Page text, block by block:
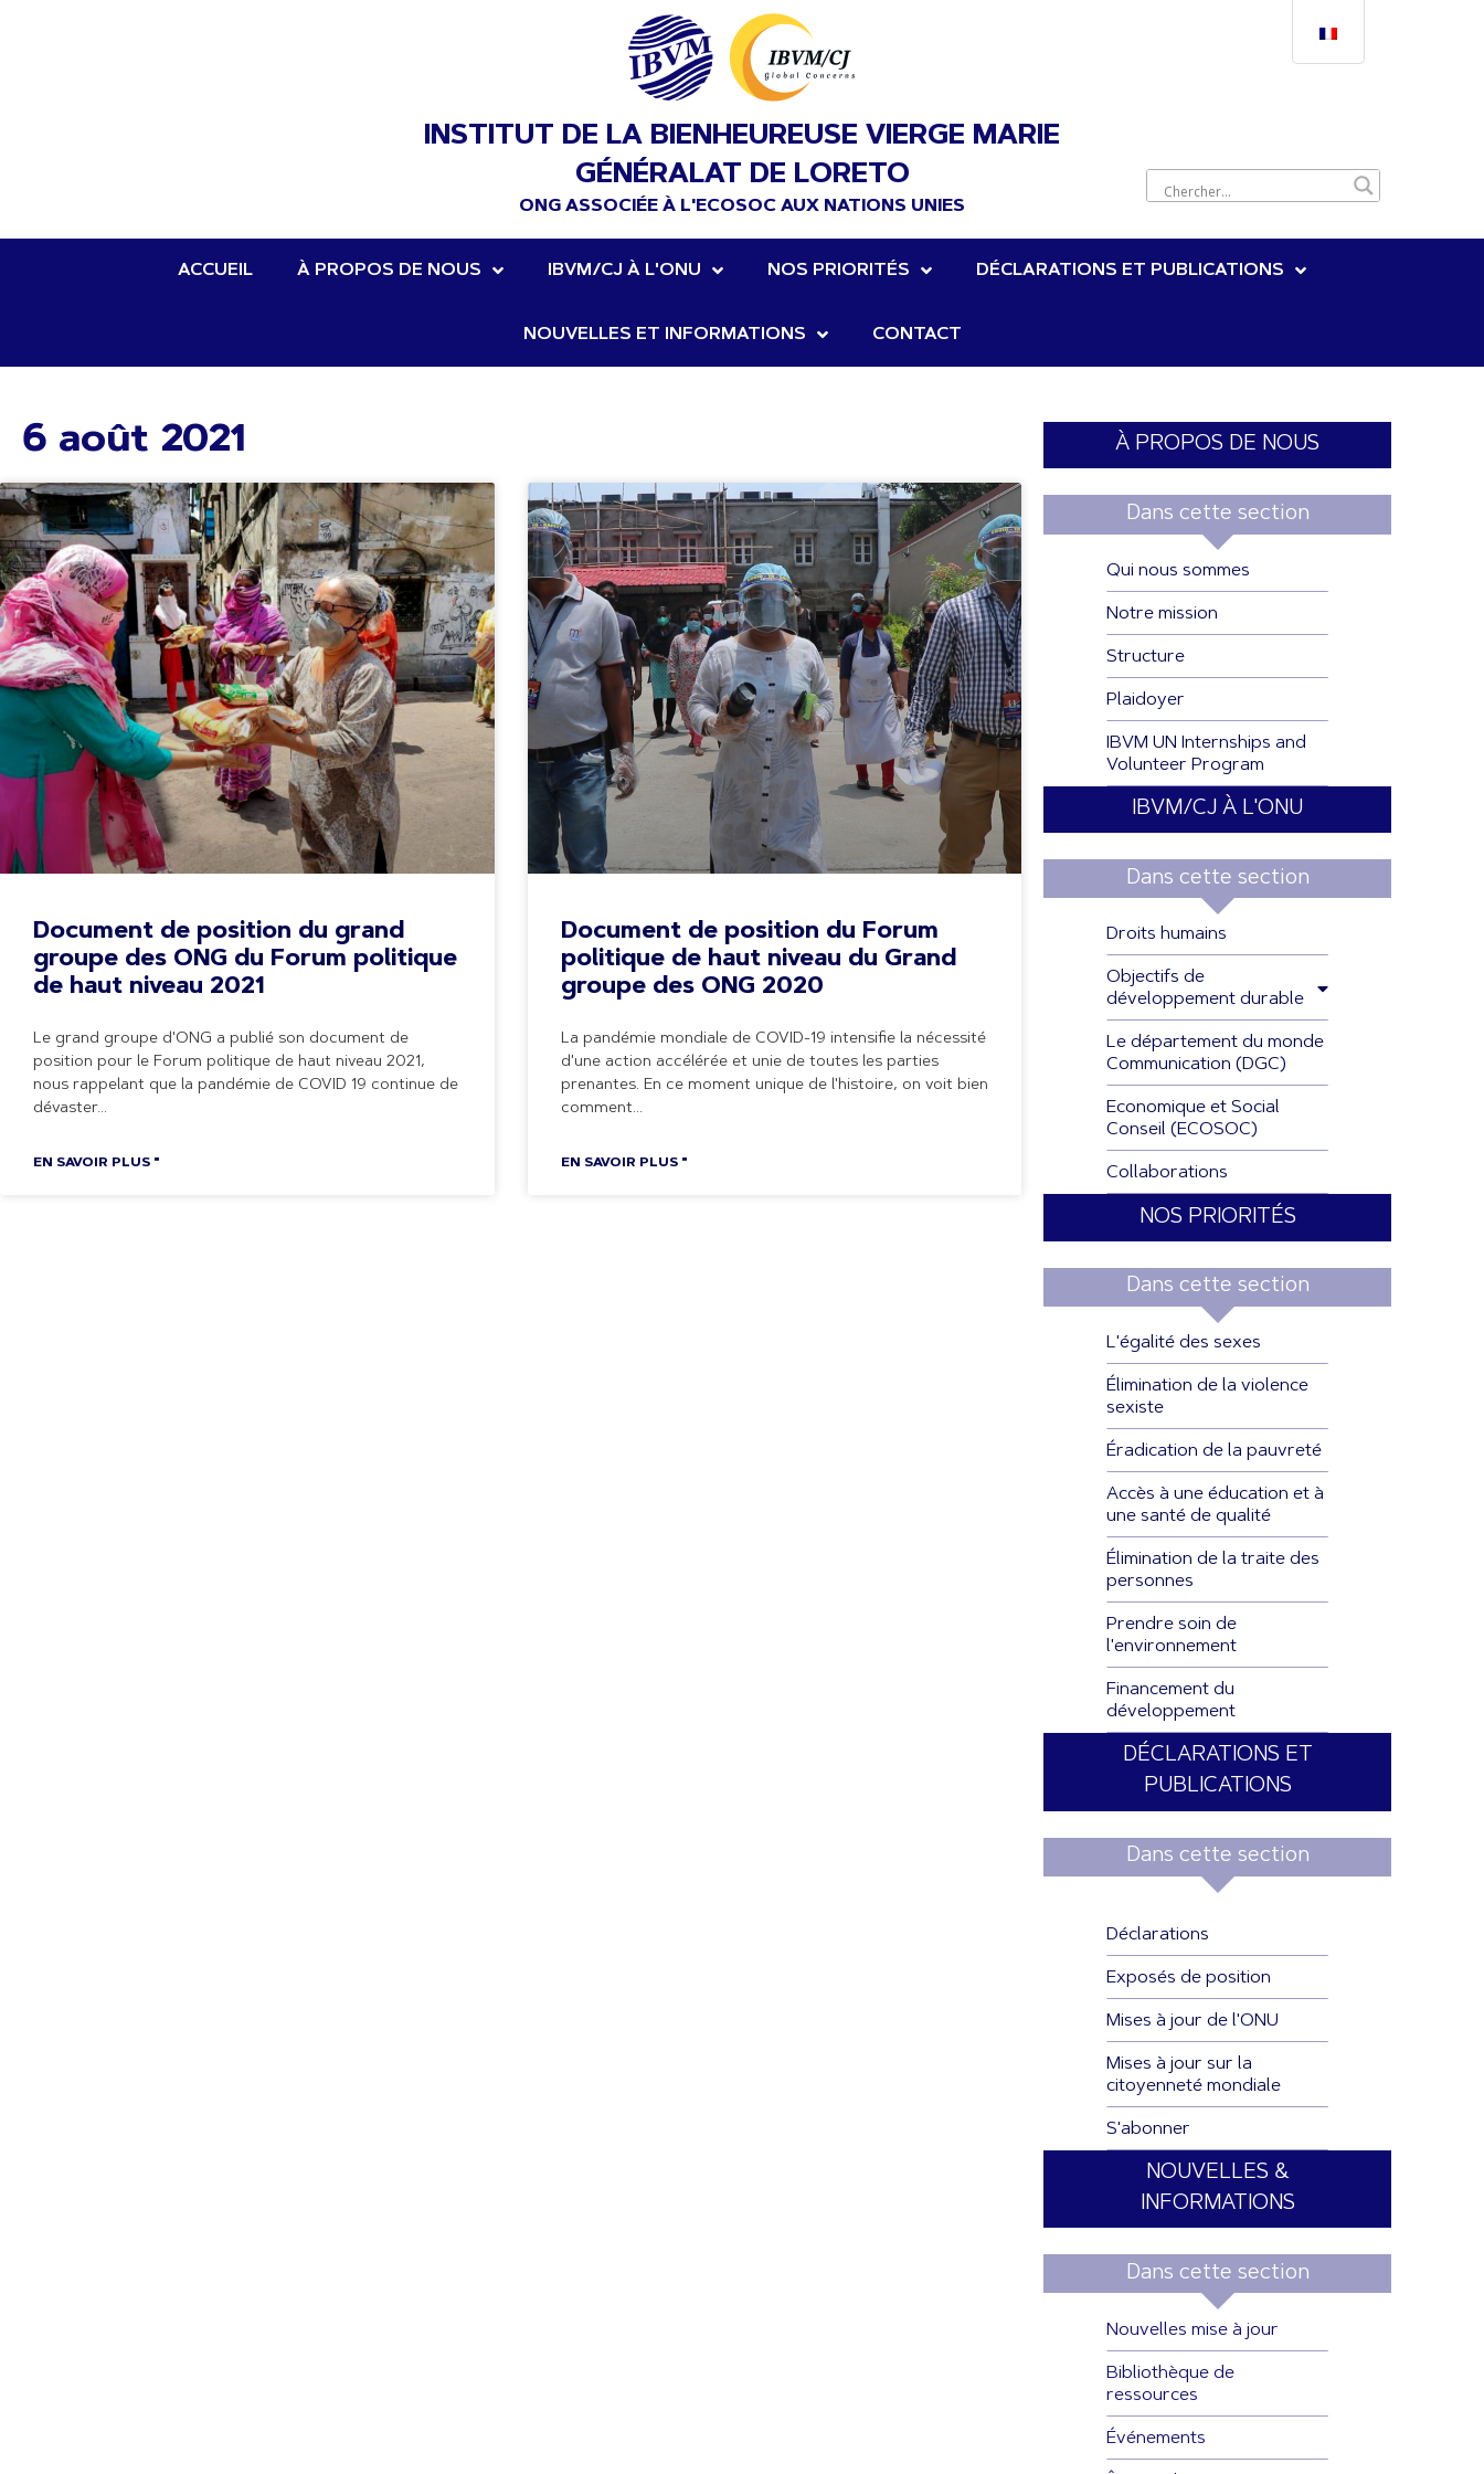
INSTITUT DE LA BIENHEUREUSE VIERGE MARIE
GÉNÉRALAT DE LORETO
ONG ASSOCIÉE À L'ECOSOC AUX NATIONS UNIES
ACCUEIL À PROPOS DE NOUS IBVM/CJ À L'ONU NOS PRIORITÉS DÉCLARATIONS ET PUBLICATIONS
NOUVELLES ET INFORMATIONS CONTACT
6 août 2021
Document de position du grand
groupe des ONG du Forum politique
de haut niveau 2021
Le grand groupe d'ONG a publié son document de
position pour le Forum politique de haut niveau 2021,
nous rappelant que la pandémie de COVID 19 continue de
dévaster
EN SAVOIR PLUS "
Document de position du Forum
politique de haut niveau du Grand
groupe des ONG 2020
La pandémie mondiale de COVID-19 intensifie la nécessité
d'une action accélérée et unie de toutes les parties
prenantes. En ce moment unique de l'histoire, on voit bien
comment
EN SAVOIR PLUS "
À PROPOS DE NOUS
Dans cette section
Qui nous sommes
Notre mission
Structure
Plaidoyer
IBVM UN Internships and
Volunteer Program
IBVM/CJ À L'ONU
Dans cette section
Droits humains
Objectifs de
développement durable
Le département du monde
Communication (DGC)
Economique et Social
Conseil (ECOSOC)
Collaborations
NOS PRIORITÉS
Dans cette section
L'égalité des sexes
Élimination de la violence
sexiste
Éradication de la pauvreté
Accès à une éducation et à
une santé de qualité
Élimination de la traite des
personnes
Prendre soin de
l'environnement
Financement du
développement
DÉCLARATIONS ET
PUBLICATIONS
Dans cette section
Déclarations
Exposés de position
Mises à jour de l'ONU
Mises à jour sur la
citoyenneté mondiale
S'abonner
NOUVELLES &
INFORMATIONS
Dans cette section
Nouvelles mise à jour
Bibliothèque de
ressources
Événements